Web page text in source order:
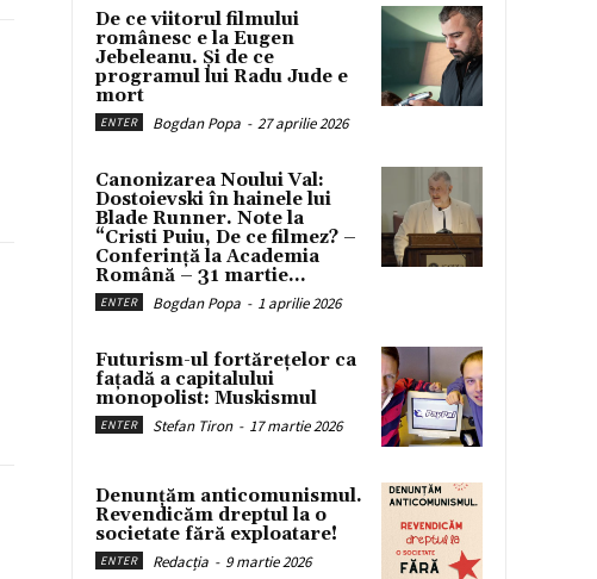
De ce viitorul filmului
românesc e la Eugen
Jebeleanu. Și de ce
programul lui Radu Jude e
mort
ENTER Bogdan Popa - 27 aprilie 2026
Canonizarea Noului Val:
Dostoievski în hainele lui
Blade Runner. Note la
“Cristi Puiu, De ce filmez? –
Conferință la Academia
Română – 31 martie...
ENTER Bogdan Popa - 1 aprilie 2026
Futurism-ul fortărețelor ca
fațadă a capitalului
monopolist: Muskismul
ENTER Stefan Tiron - 17 martie 2026
Denunțăm anticomunismul.
Revendicăm dreptul la o
societate fără exploatare!
ENTER Redacția - 9 martie 2026